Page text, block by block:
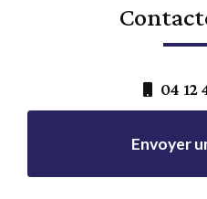
04 12
Envoyer